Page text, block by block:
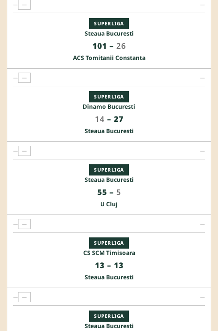
SUPERLIGA
Steaua Bucuresti
101 – 26
ACS Tomitanii Constanta
— — —
SUPERLIGA
Dinamo Bucuresti
14 – 27
Steaua Bucuresti
— — —
SUPERLIGA
Steaua Bucuresti
55 – 5
U Cluj
— — —
SUPERLIGA
CS SCM Timisoara
13 – 13
Steaua Bucuresti
— — —
SUPERLIGA
Steaua Bucuresti
— — —